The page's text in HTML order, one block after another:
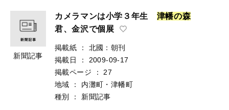
新聞記事
カメラマンは小学３年生 津幡の森
君、金沢で個展
掲載紙 ：
北國：朝刊
掲載日
：
2009-09-17
掲載ページ
：
27
地域
：
内灘町・津幡町
種別
： 新聞記事